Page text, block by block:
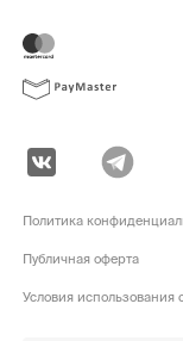
Политика
Публичная оферта
Условия использования